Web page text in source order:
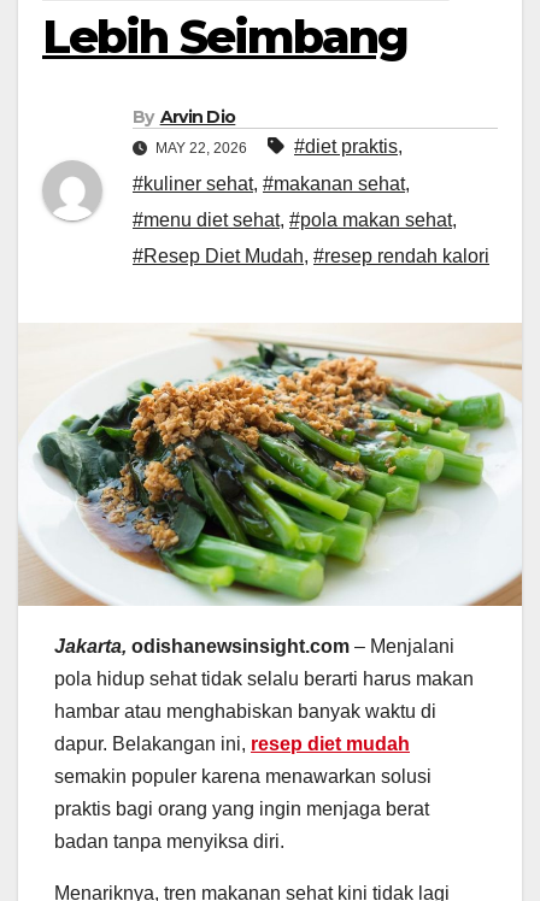
Lebih Seimbang
By Arvin Dio
MAY 22, 2026 #diet praktis,
#kuliner sehat, #makanan sehat,
#menu diet sehat, #pola makan sehat,
#Resep Diet Mudah, #resep rendah kalori
Jakarta, odishanewsinsight.com – Menjalani
pola hidup sehat tidak selalu berarti harus makan
hambar atau menghabiskan banyak waktu di
dapur. Belakangan ini, resep diet mudah
semakin populer karena menawarkan solusi
praktis bagi orang yang ingin menjaga berat
badan tanpa menyiksa diri.
Menariknya, tren makanan sehat kini tidak lagi